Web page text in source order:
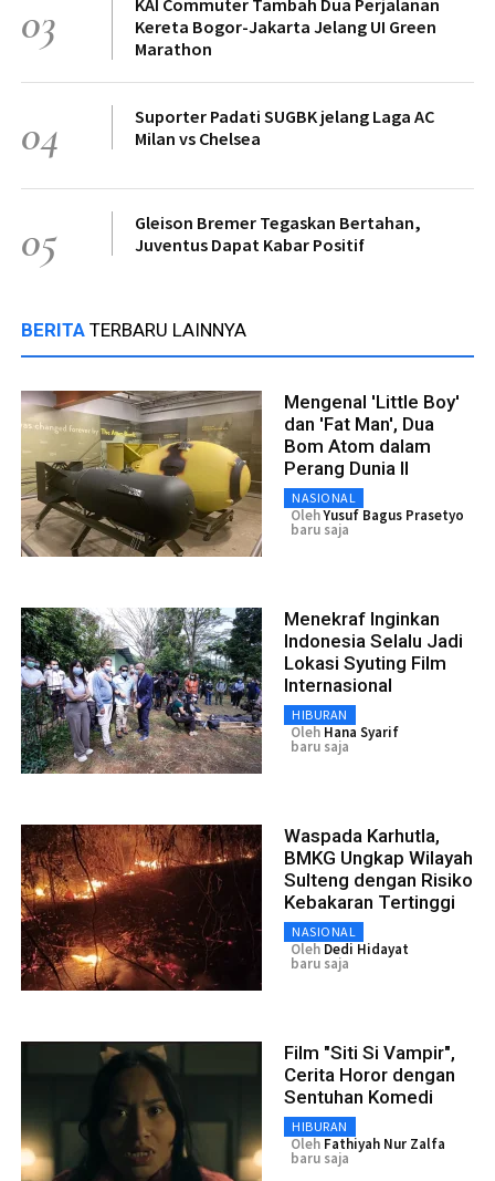
03
KAI Commuter Tambah Dua Perjalanan
Kereta Bogor-Jakarta Jelang UI Green
Marathon
04
Suporter Padati SUGBK jelang Laga AC
Milan vs Chelsea
05
Gleison Bremer Tegaskan Bertahan,
Juventus Dapat Kabar Positif
BERITA TERBARU LAINNYA
Mengenal 'Little Boy'
dan 'Fat Man', Dua
Bom Atom dalam
Perang Dunia II
NASIONAL
OlehYusuf Bagus Prasetyo
baru saja
Menekraf Inginkan
Indonesia Selalu Jadi
Lokasi Syuting Film
Internasional
HIBURAN
Oleh Hana Syarif
baru saja
Waspada Karhutla,
BMKG Ungkap Wilayah
Sulteng dengan Risiko
Kebakaran Tertinggi
NASIONAL
Oleh Dedi Hidayat
baru saja
Film "Siti Si Vampir",
Cerita Horor dengan
Sentuhan Komedi
HIBURAN
Oleh Fathiyah Nur Zalfa
baru saja